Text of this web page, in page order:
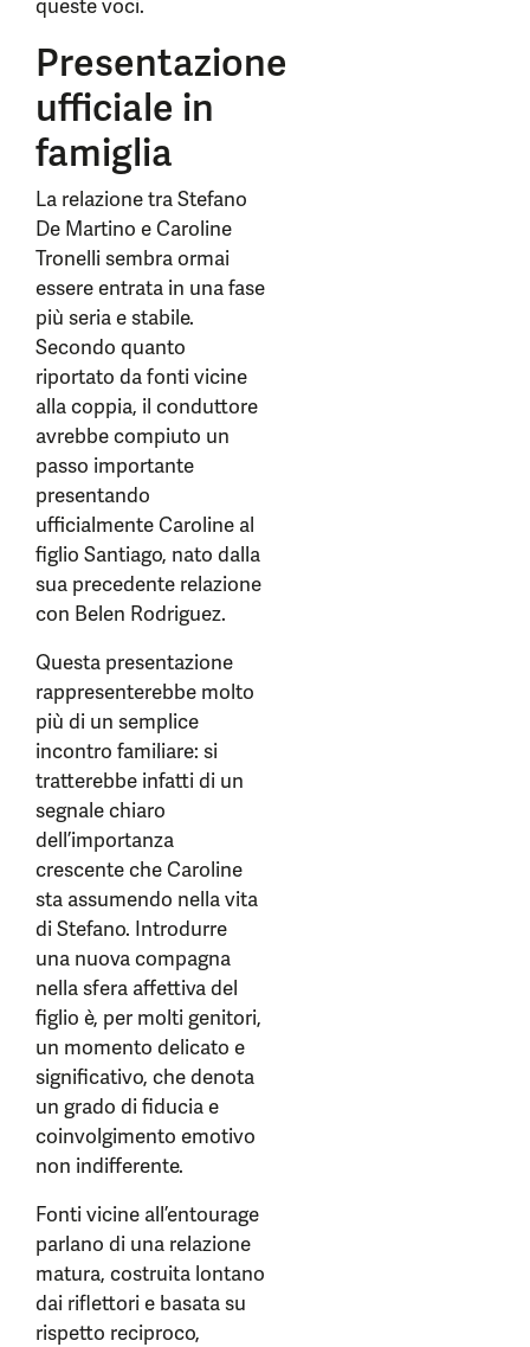
queste voci.
Presentazione
ufficiale in
famiglia
La relazione tra Stefano
De Martino e Caroline
Tronelli sembra ormai
essere entrata in una fase
più seria e stabile.
Secondo quanto
riportato da fonti vicine
alla coppia, il conduttore
avrebbe compiuto un
passo importante
presentando
ufficialmente Caroline al
figlio Santiago, nato dalla
sua precedente relazione
con Belen Rodriguez.
Questa presentazione
rappresenterebbe molto
più di un semplice
incontro familiare: si
tratterebbe infatti di un
segnale chiaro
dell’importanza
crescente che Caroline
sta assumendo nella vita
di Stefano. Introdurre
una nuova compagna
nella sfera affettiva del
figlio è, per molti genitori,
un momento delicato e
significativo, che denota
un grado di fiducia e
coinvolgimento emotivo
non indifferente.
Fonti vicine all’entourage
parlano di una relazione
matura, costruita lontano
dai riflettori e basata su
rispetto reciproco,